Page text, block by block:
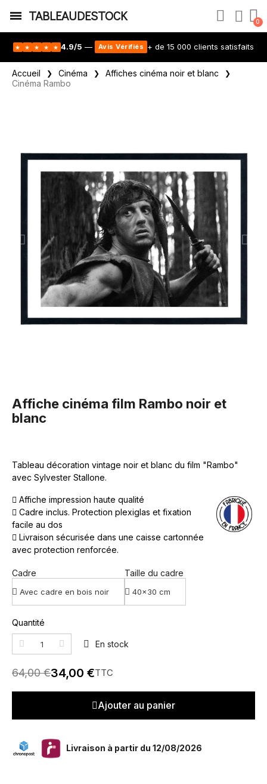
TABLEAUDESTOCK
★ ★ ★ ★ ★ 4.9/5 — Avis Vérifiés + de 15 000 clients satisfaits
Accueil Cinéma
Affiches cinéma noir et blanc
Cinéma Rambo
Affiche cinéma film Rambo noir et
blanc
Tableau décoration vintage noir et blanc du film "Rambo"
avec Sylvester Stallone.
Affiche impression haute qualité
Cadre inclus. Protection plexiglas et fixation
facile au dos
Livraison sécurisée dans une caisse cartonnée
avec protection renforcée.
Cadre Taille du cadre
Quantité
En stock
64,00 €34,00 €TTC
Ajouter au panier
Livraison à partir du 12/08/2026